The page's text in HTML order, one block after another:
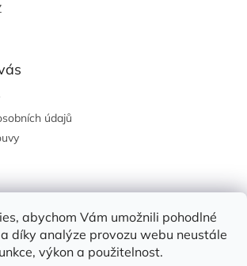
abychom Vám umožnili pohodlné
díky analýze provozu webu neustále
výkon a použitelnost.
údajů
0KS /0 KČ